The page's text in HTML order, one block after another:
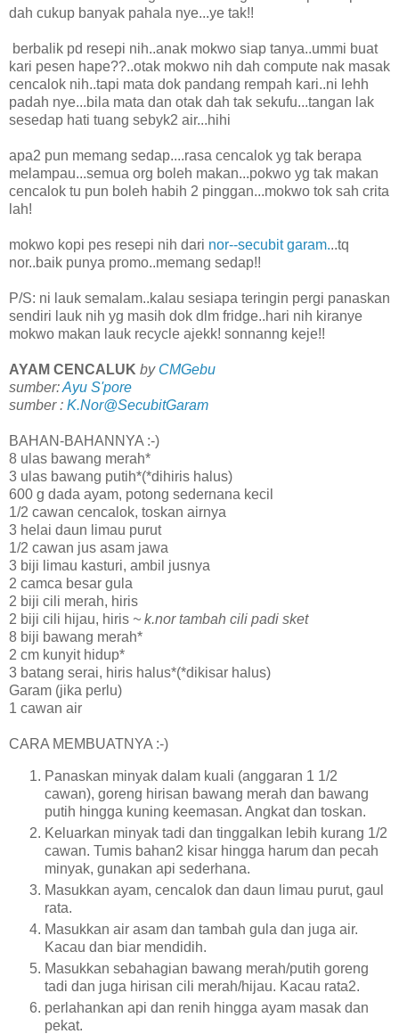
dah cukup banyak pahala nye...ye tak!!
berbalik pd resepi nih..anak mokwo siap tanya..ummi buat
kari pesen hape??..otak mokwo nih dah compute nak masak
cencalok nih..tapi mata dok pandang rempah kari..ni lehh
padah nye...bila mata dan otak dah tak sekufu...tangan lak
sesedap hati tuang sebyk2 air...hihi
apa2 pun memang sedap....rasa cencalok yg tak berapa
melampau...semua org boleh makan...pokwo yg tak makan
cencalok tu pun boleh habih 2 pinggan...mokwo tok sah crita
lah!
mokwo kopi pes resepi nih dari nor--secubit garam...tq
nor..baik punya promo..memang sedap!!
P/S: ni lauk semalam..kalau sesiapa teringin pergi panaskan
sendiri lauk nih yg masih dok dlm fridge..hari nih kiranye
mokwo makan lauk recycle ajekk! sonnanng keje!!
AYAM CENCALUK by CMGebu
sumber:Ayu S'pore
sumber : K.Nor@SecubitGaram
BAHAN-BAHANNYA :-)
8 ulas bawang merah*
3 ulas bawang putih*(*dihiris halus)
600 g dada ayam, potong sedernana kecil
1/2 cawan cencalok, toskan airnya
3 helai daun limau purut
1/2 cawan jus asam jawa
3 biji limau kasturi, ambil jusnya
2 camca besar gula
2 biji cili merah, hiris
2 biji cili hijau, hiris ~ k.nor tambah cili padi sket
8 biji bawang merah*
2 cm kunyit hidup*
3 batang serai, hiris halus*(*dikisar halus)
Garam (jika perlu)
1 cawan air
CARA MEMBUATNYA :-)
Panaskan minyak dalam kuali (anggaran 1 1/2
cawan), goreng hirisan bawang merah dan bawang
putih hingga kuning keemasan. Angkat dan toskan.
Keluarkan minyak tadi dan tinggalkan lebih kurang 1/2
cawan. Tumis bahan2 kisar hingga harum dan pecah
minyak, gunakan api sederhana.
Masukkan ayam, cencalok dan daun limau purut, gaul
rata.
Masukkan air asam dan tambah gula dan juga air.
Kacau dan biar mendidih.
Masukkan sebahagian bawang merah/putih goreng
tadi dan juga hirisan cili merah/hijau. Kacau rata2.
perlahankan api dan renih hingga ayam masak dan
pekat.